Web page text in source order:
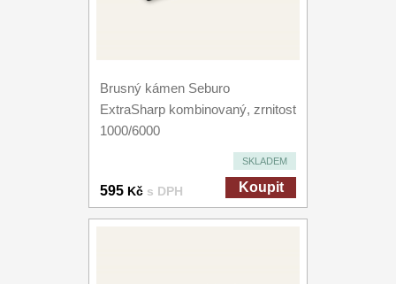
Brusný kámen Seburo
ExtraSharp kombinovaný, zrnitost
1000/6000
SKLADEM
595 Kč s DPH Koupit